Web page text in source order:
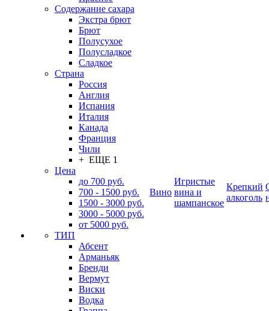
Содержание сахара
Экстра брют
Брют
Полусухое
Полусладкое
Сладкое
Страна
Россия
Англия
Испания
Италия
Канада
Франция
Чили
+ ЕЩЕ 1
Цена
до 700 руб.
700 - 1500 руб.
1500 - 3000 руб.
3000 - 5000 руб.
от 5000 руб.
ТИП
Абсент
Арманьяк
Бренди
Вермут
Виски
Водка
Вино
Игристые
вина и
шампанское
Крепкий
алкоголь